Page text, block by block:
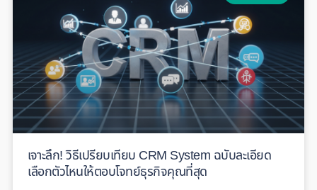
เจาะลึก! วิธีเปรียบเทียบ CRM System ฉบับละเอียด
เลือกตัวไหนให้ตอบโจทย์ธุรกิจคุณที่สุด